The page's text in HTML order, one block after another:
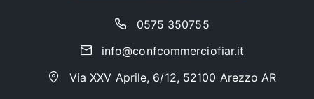
0575 350755
info@confcommerciofiar.it
Via XXV Aprile, 6/12, 52100 Arezzo AR